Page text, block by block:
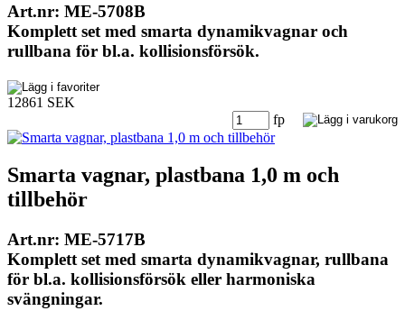
Art.nr: ME-5708B
Komplett set med smarta dynamikvagnar och
rullbana för bl.a. kollisionsförsök.
12861 SEK
fp
Smarta vagnar, plastbana 1,0 m och
tillbehör
Art.nr: ME-5717B
Komplett set med smarta dynamikvagnar, rullbana
för bl.a. kollisionsförsök eller harmoniska
svängningar.